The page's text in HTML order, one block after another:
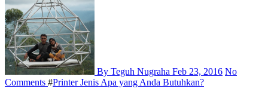
By Teguh Nugraha Feb 23, 2016 No
Comments #Printer Jenis Apa yang Anda Butuhkan?